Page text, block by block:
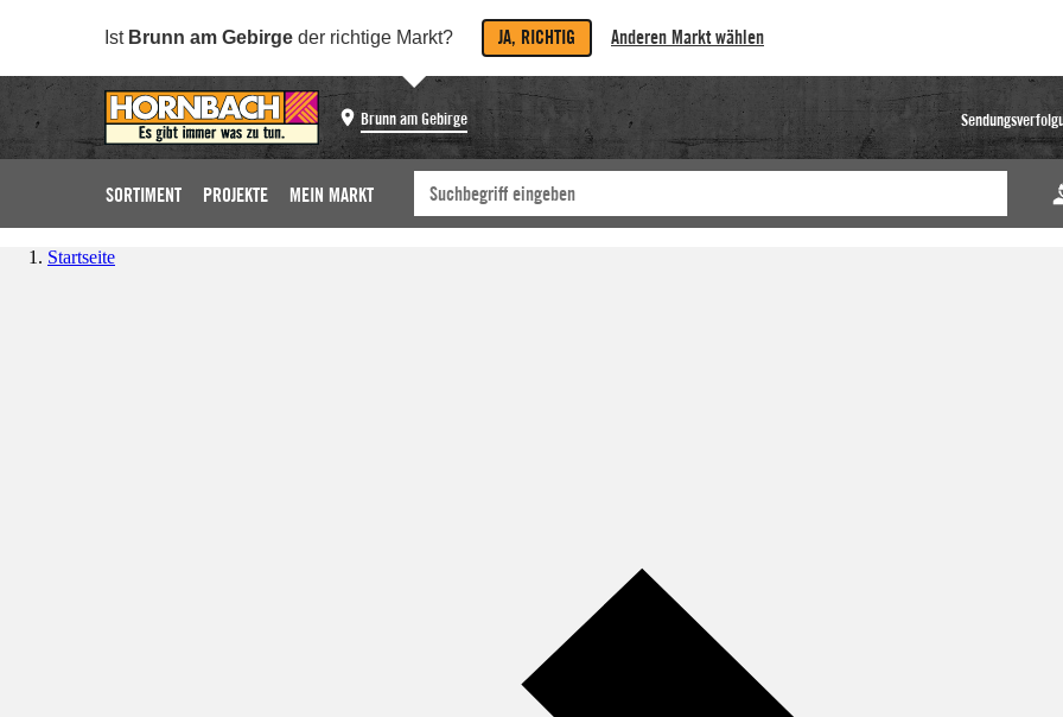
Ist Brunn am Gebirge der richtige Markt? JA, RICHTIG Anderen Markt wählen
Brunn am Gebirge
SORTIMENT PROJEKTE MEIN MARKT
Startseite